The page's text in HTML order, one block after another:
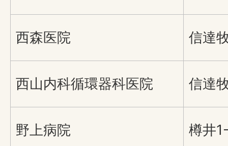
西森医院 信達
西山内科循環器科医院 信達
野上病院 樽井